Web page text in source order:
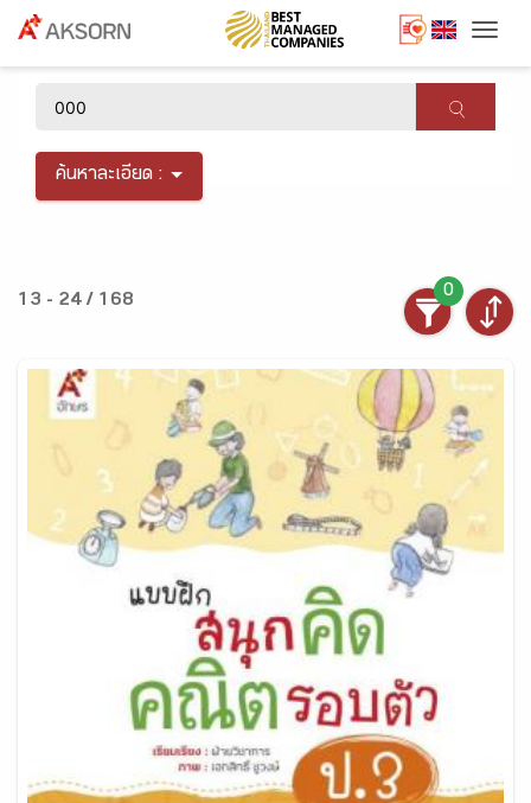
ค้นหาละเอียด :
13 - 24 / 168
0